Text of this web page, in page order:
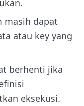
masih dapat
atau key yang
berhenti jika
eksekusi.